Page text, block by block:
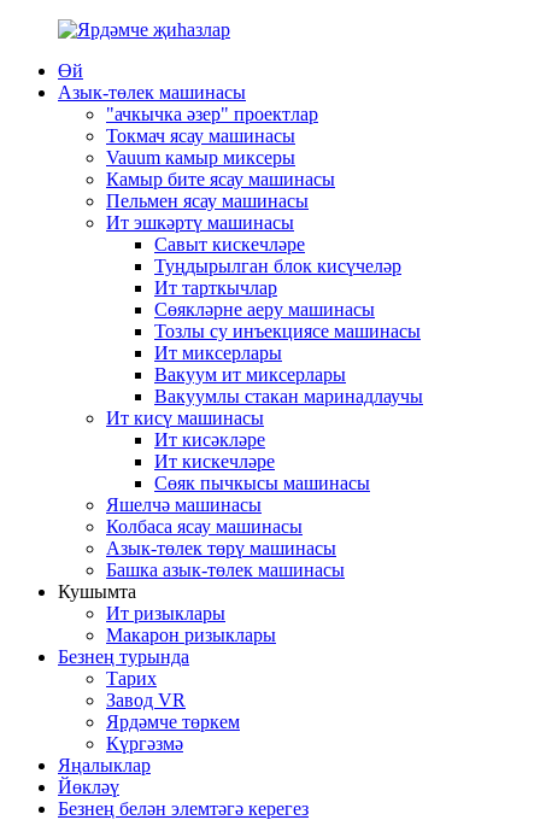
Өй
Азык-төлек машинасы
"ачкычка әзер" проектлар
Токмач ясау машинасы
Vauum камыр миксеры
Камыр бите ясау машинасы
Пельмен ясау машинасы
Ит эшкәртү машинасы
Савыт кискечләре
Туңдырылган блок кисүчеләр
Ит тарткычлар
Сөякләрне аеру машинасы
Тозлы су инъекциясе машинасы
Ит миксерлары
Вакуум ит миксерлары
Вакуумлы стакан маринадлаучы
Ит кисү машинасы
Ит кисәкләре
Ит кискечләре
Сөяк пычкысы машинасы
Яшелчә машинасы
Колбаса ясау машинасы
Азык-төлек төрү машинасы
Башка азык-төлек машинасы
Кушымта
Ит ризыклары
Макарон ризыклары
Безнең турында
Тарих
Завод VR
Ярдәмче төркем
Күргәзмә
Яңалыклар
Йөкләү
Безнең белән элемтәгә керегез